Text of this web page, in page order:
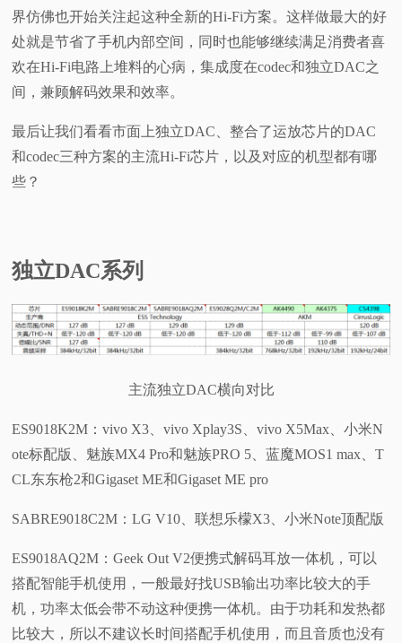
界仿佛也开始关注起这种全新的Hi-Fi方案。这样做最大的好
处就是节省了手机内部空间，同时也能够继续满足消费者喜
欢在Hi-Fi电路上堆料的心病，集成度在codec和独立DAC之
间，兼顾解码效果和效率。
最后让我们看看市面上独立DAC、整合了运放芯片的DAC
和codec三种方案的主流Hi-Fi芯片，以及对应的机型都有哪
些？
独立DAC系列
主流独立DAC横向对比
ES9018K2M：vivo X3、vivo Xplay3S、vivo X5Max、小米N
ote标配版、魅族MX4 Pro和魅族PRO 5、蓝魔MOS1 max、T
CL东东枪2和Gigaset ME和Gigaset ME pro
SABRE9018C2M：LG V10、联想乐檬X3、小米Note顶配版
ES9018AQ2M：Geek Out V2便携式解码耳放一体机，可以
搭配智能手机使用，一般最好找USB输出功率比较大的手
机，功率太低会带不动这种便携一体机。由于功耗和发热都
比较大，所以不建议长时间搭配手机使用，而且音质也没有